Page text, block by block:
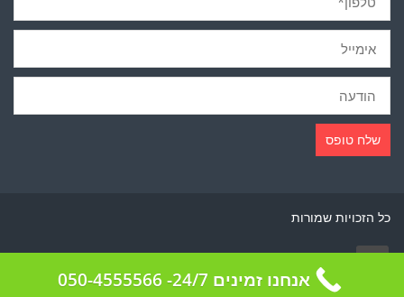
כל הזכויות שמורות
אנחנו זמינים 24/7- 050-4555566